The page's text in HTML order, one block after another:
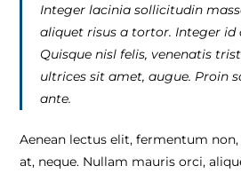
Integer lacinia sollicitudin
aliquet risus a tortor. Integer id
Quisque nisl felis, venenatis
ultrices sit amet, augue. Proin
ante.
Aenean lectus elit, fermentum
at, neque. Nullam mauris orci,